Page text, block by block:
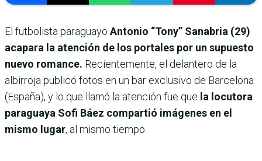
El futbolista paraguayo Antonio “Tony” Sanabria (29)
acapara la atención de los portales por un supuesto
nuevo romance. Recientemente, el delantero de la
albirroja publicó fotos en un bar exclusivo de Barcelona
(España), y lo que llamó la atención fue que la locutora
paraguaya Sofi Báez compartió imágenes en el
mismo lugar, al mismo tiempo.